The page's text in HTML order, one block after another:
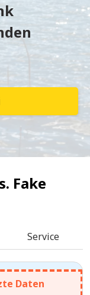
Fake
Service
Daten